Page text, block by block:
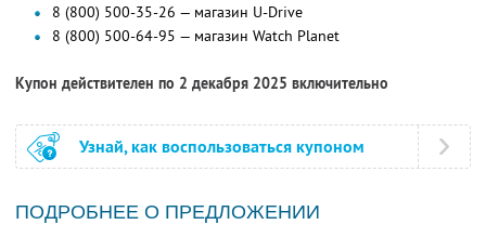
8 (800) 500-35-26 — магазин U-Drive
8 (800) 500-64-95 — магазин Watch Planet
Купон действителен по 2 декабря 2025 включительно
Узнай, как воспользоваться купоном
ПОДРОБНЕЕ О ПРЕДЛОЖЕНИИ